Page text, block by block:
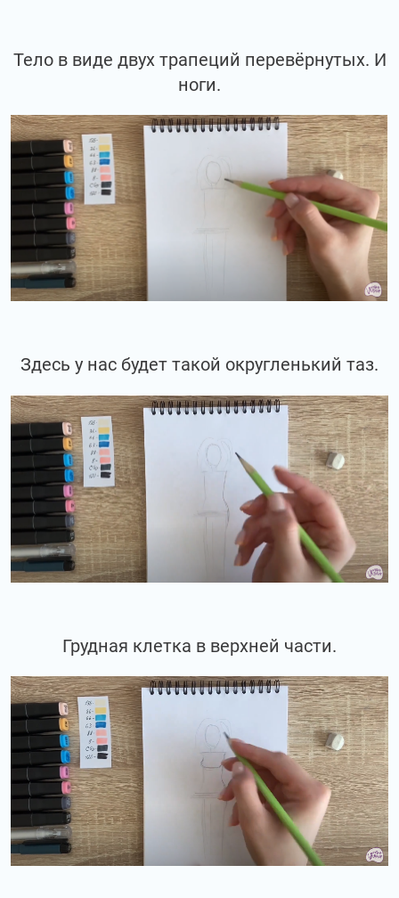
Тело в виде двух трапеций перевёрнутых. И
ноги.
Здесь у нас будет такой округленький таз.
Грудная клетка в верхней части.